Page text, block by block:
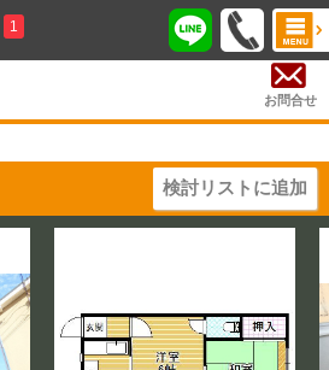
1
お問合せ
検討リストに追加